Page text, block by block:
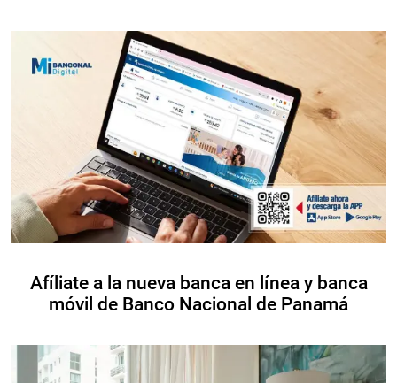
Afíliate a la nueva banca en línea y banca
móvil de Banco Nacional de Panamá